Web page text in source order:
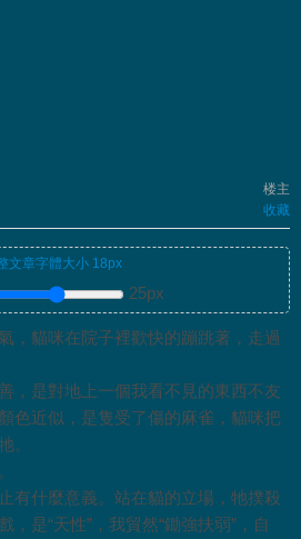
楼主
收藏
文章字體大小 18px
25px
，貓咪在院子裡歡快的蹦跳著，走過
，是對地上一個我看不見的東西不友
色近似，是隻受了傷的麻雀，貓咪把
。
有什麼意義。站在貓的立場，牠撲殺
，是“天性”，我貿然“鋤強扶弱”，自